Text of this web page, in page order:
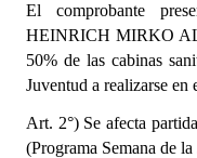
Datos Históricos
Premio al Mérito -
Audiencias Públicas -
El comprobante
HEINRICH MIRKO
50% de las cabinas
Juventud a realizarse
Art. 2°) Se afecta
(Programa Semana de